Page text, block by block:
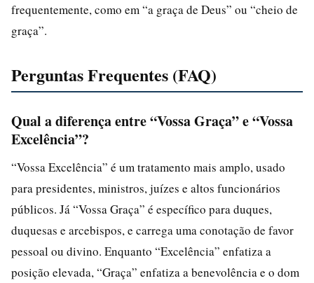
frequentemente, como em “a graça de Deus” ou “cheio de
graça”.
Perguntas Frequentes (FAQ)
Qual a diferença entre “Vossa Graça” e “Vossa
Excelência”?
“Vossa Excelência” é um tratamento mais amplo, usado
para presidentes, ministros, juízes e altos funcionários
públicos. Já “Vossa Graça” é específico para duques,
duquesas e arcebispos, e carrega uma conotação de favor
pessoal ou divino. Enquanto “Excelência” enfatiza a
posição elevada, “Graça” enfatiza a benevolência e o dom